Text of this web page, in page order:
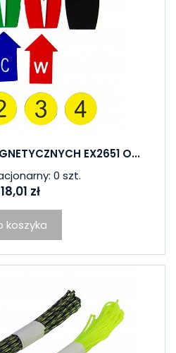
EX2651 O...
0 szt.
zł
koszyka